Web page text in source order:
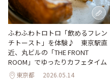
ふわふわトロトロ「飲めるフレン
チトースト」を体験♪ 東京駅直
近、丸ビルの「THE FRONT
ROOM」でゆったりカフェタイム
東京都 2026.05.14